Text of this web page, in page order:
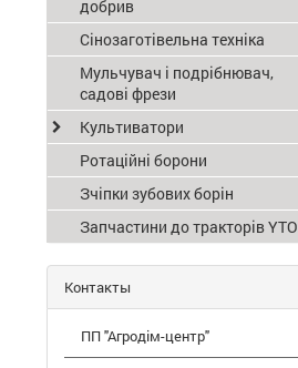
добрив
Сінозаготівельна техніка
Мульчувач і подрібнювач,
садові фрези
Культиватори
Ротаційні борони
Зчіпки зубових борін
Запчастини до тракторів YTO
Контакты
ПП "Агродім-центр"